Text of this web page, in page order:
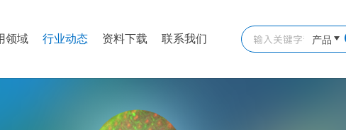
领域 行业动态 资料下载 联系我们 产品